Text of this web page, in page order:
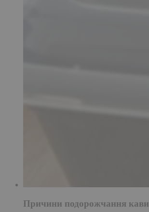
Причини подорожчання кави